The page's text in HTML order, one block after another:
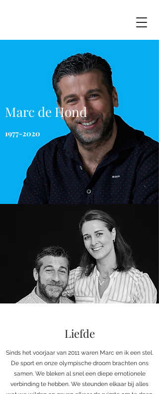
Marc de Hond
1977-2020
Liefde
Sinds het voorjaar van 2011 waren Marc en ik een stel.
De sport en onze olympische droom brachten ons
samen. We bleken al snel een diepe emotionele
verbinding te hebben. We steunden elkaar bij alles